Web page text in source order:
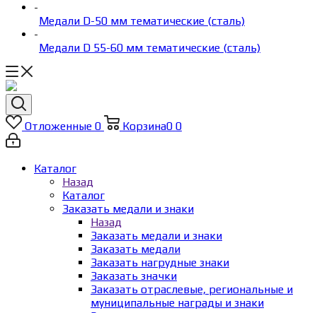
-
Медали D-50 мм тематические (сталь)
-
Медали D 55-60 мм тематические (сталь)
Отложенные 0 Корзина0 0
Каталог
Назад
Каталог
Заказать медали и знаки
Назад
Заказать медали и знаки
Заказать медали
Заказать нагрудные знаки
Заказать значки
Заказать отраслевые, региональные и
муниципальные награды и знаки